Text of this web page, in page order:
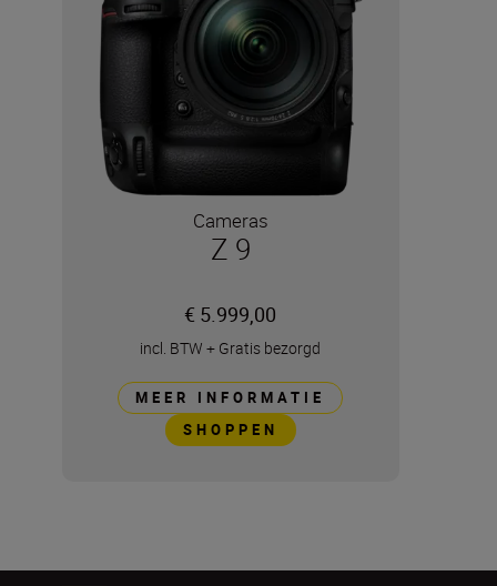
Cameras
Z 9
€ 5.999,00
incl. BTW + Gratis bezorgd
MEER INFORMATIE
SHOPPEN